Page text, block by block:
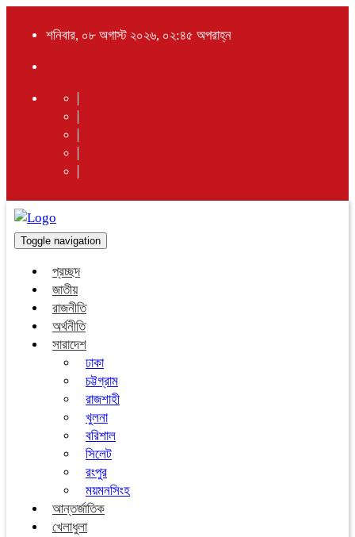
শনিবার, ০৮ অগাস্ট ২০২৬, ০২:৪৫ অপরাহ্ন
Toggle navigation
প্রচ্ছদ
জাতীয়
রাজনীতি
অর্থনীতি
সারাদেশ
ঢাকা
চট্টগ্রাম
রাজশাহী
খুলনা
বরিশাল
সিলেট
রংপুর
ময়মনসিংহ
আন্তর্জাতিক
খেলাধুলা